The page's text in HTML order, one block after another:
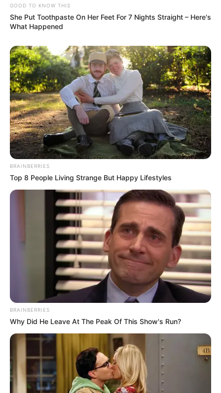
ΑΥΛΩΝΑΡΙ ΝΕΑ
ΕΥΒΟΙΑ
ΤΑΥΤΟΤΗΤΑ ΚΑΙ ΕΠΙΚΟΙΝΩΝΙΑ ΟΡΟΙ ΧΡΗΣΗΣ
GOOD TO KNOW THIS
She Put Toothpaste On Her Feet For 7 Nights Straight – Here's
What Happened
BRAINBERRIES
Top 8 People Living Strange But Happy Lifestyles
BRAINBERRIES
Why Did He Leave At The Peak Of This Show's Run?